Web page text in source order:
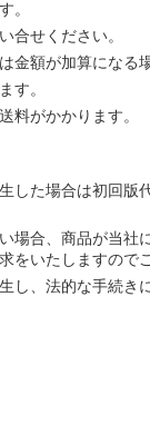
。
合せください。
金額が加算になる
す。
料がかかります。
した場合は初回版
場合、商品が当社
をいたしますので
し、法的な手続き